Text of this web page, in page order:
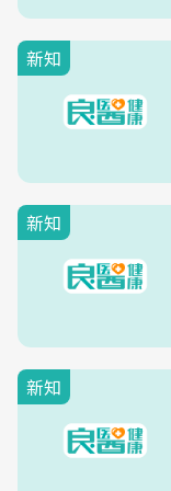
新知
新知
新知